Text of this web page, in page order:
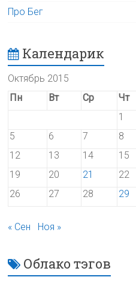
Про Бег
Календарик
Октябрь 2015
Пн
Вт Ср Чт
1
5
6 7 8
12
13 14 15
19
20 21 22
26
27 28 29
« Сен Ноя »
Облако тэгов